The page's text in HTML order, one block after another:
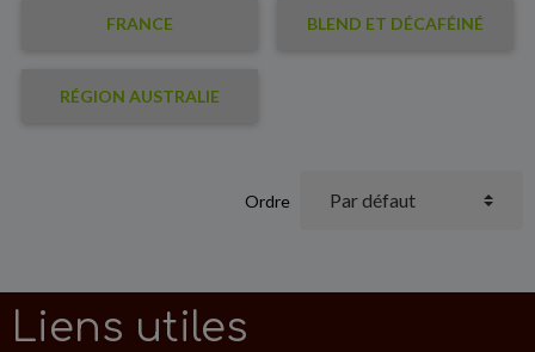
FRANCE BLEND ET DÉCAFÉINÉ
RÉGION AUSTRALIE
Ordre
Liens utiles